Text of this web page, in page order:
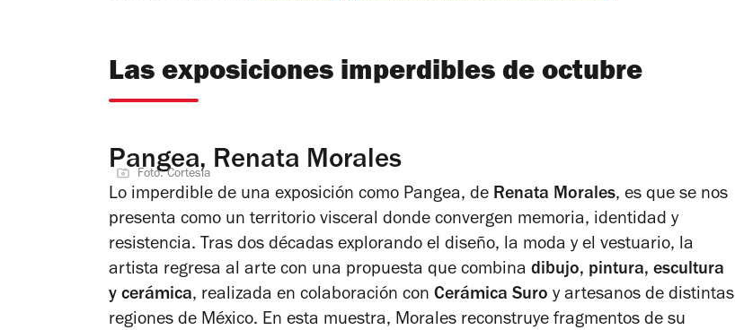
Las exposiciones imperdibles de octubre
Pangea, Renata Morales
Foto: Cortesía
Lo imperdible de una exposición como Pangea, de Renata Morales, es que se nos
presenta como un territorio visceral donde convergen memoria, identidad y
resistencia. Tras dos décadas explorando el diseño, la moda y el vestuario, la
artista regresa al arte con una propuesta que combina dibujo, pintura, escultura
y cerámica, realizada en colaboración con Cerámica Suro y artesanos de distintas
regiones de México. En esta muestra, Morales reconstruye fragmentos de su